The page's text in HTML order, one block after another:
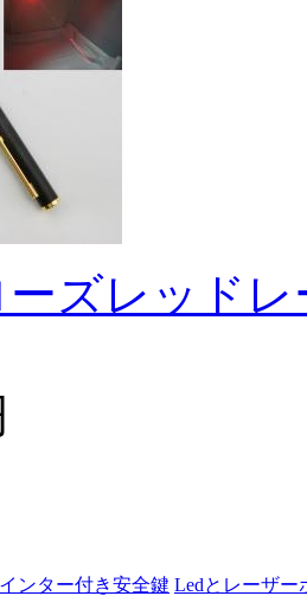
ーズレッド
ンター付き安全鍵 Ledとレーザー